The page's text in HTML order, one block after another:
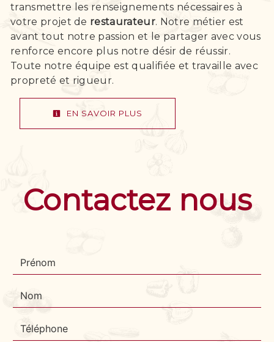
transmettre les renseignements nécessaires à
votre projet de restaurateur. Notre métier est
avant tout notre passion et le partager avec vous
renforce encore plus notre désir de réussir.
Toute notre équipe est qualifiée et travaille avec
propreté et rigueur.
EN SAVOIR PLUS
Contactez nous